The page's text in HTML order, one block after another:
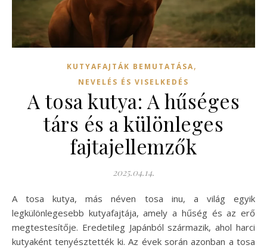
KUTYAFAJTÁK BEMUTATÁSA,
NEVELÉS ÉS VISELKEDÉS
A tosa kutya: A hűséges
társ és a különleges
fajtajellemzők
2025.04.14.
A tosa kutya, más néven tosa inu, a világ egyik
legkülönlegesebb kutyafajtája, amely a hűség és az erő
megtestesítője. Eredetileg Japánból származik, ahol harci
kutyaként tenyésztették ki. Az évek során azonban a tosa